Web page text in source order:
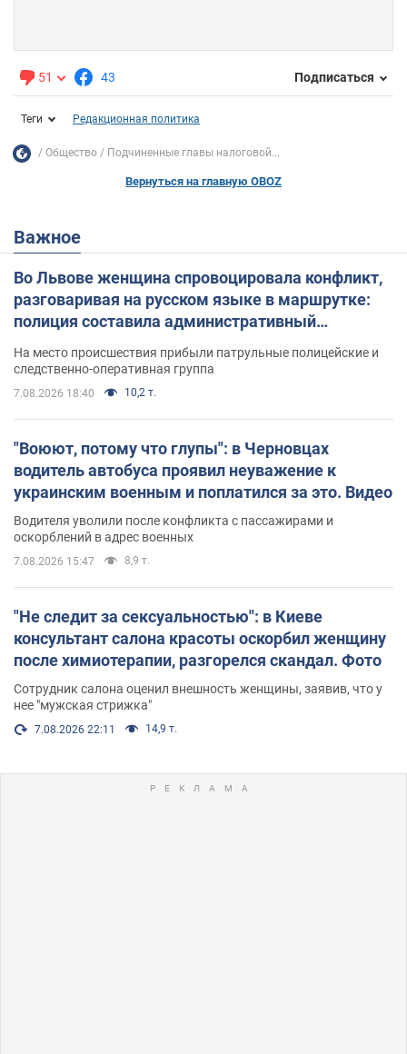
51 43 Подписаться
Теги Редакционная политика
Общество Подчиненные главы налоговой...
Вернуться на главную OBOZ
Важное
Во Львове женщина спровоцировала конфликт,
разговаривая на русском языке в маршрутке:
полиция составила административный
На место происшествия прибыли патрульные полицейские и
следственно-оперативная группа
7.08.2026 18:40 10,2 т.
"Воюют, потому что глупы": в Черновцах
водитель автобуса проявил неуважение к
украинским военным и поплатился за это. Видео
Водителя уволили после конфликта с пассажирами и
оскорблений в адрес военных
7.08.2026 15:47 8,9 т.
"Не следит за сексуальностью": в Киеве
консультант салона красоты оскорбил женщину
после химиотерапии, разгорелся скандал. Фото
Сотрудник салона оценил внешность женщины, заявив, что у
нее "мужская стрижка"
7.08.2026 22:11 14,9 т.